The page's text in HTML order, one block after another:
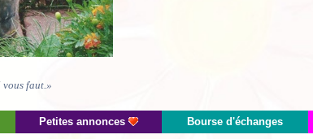
vous faut.»
Petites annonces Bourse d'échanges